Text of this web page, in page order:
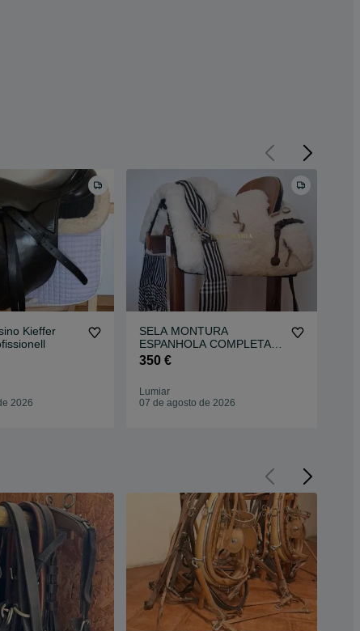
Kieffer
2026
SELA MONTURA
ESPANHOLA COMPLETA -
NOVA
350 €
Lumiar
07 de agosto de 2026